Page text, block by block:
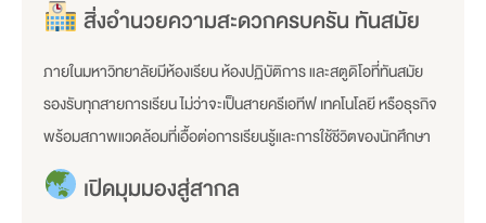
สิ่งอำนวยความสะดวกครบครัน ทันสมัย
ภายในมหาวิทยาลัยมีห้องเรียน ห้องปฏิบัติการ และสตูดิโอที่ทันสมัย
รองรับทุกสายการเรียน ไม่ว่าจะเป็นสายครีเอทีฟ เทคโนโลยี หรือธุรกิจ
พร้อมสภาพแวดล้อมที่เอื้อต่อการเรียนรู้และการใช้ชีวิตของนักศึกษา
เปิดมุมมองสู่สากล